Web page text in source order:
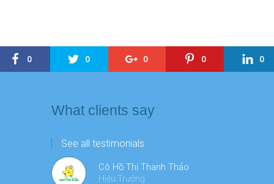
0 0 0 0 0
What clients say
See all testimonials
Cô Hồ Thị Thanh Thảo
Hiệu Trưởng